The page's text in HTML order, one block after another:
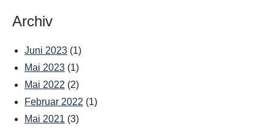
Archiv
Juni 2023 (1)
Mai 2023 (1)
Mai 2022 (2)
Februar 2022 (1)
Mai 2021 (3)